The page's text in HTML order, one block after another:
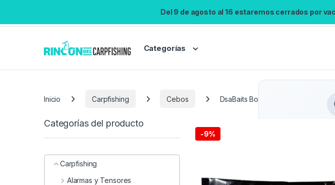
Del 9 de agosto al 16 estaremos cerrados por
Categorías
No se pudo
Inicio Carpfishing Cebos DsaBaits Boilies Solubles
-9%
Categorías del producto
Carpfishing
Alarmas y Tensores